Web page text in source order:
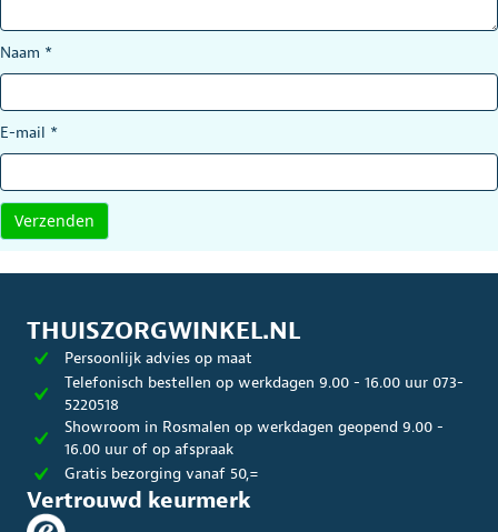
Naam *
E-mail *
THUISZORGWINKEL.NL
Persoonlijk advies op maat
Telefonisch bestellen op werkdagen 9.00 - 16.00 uur 073-
5220518
Showroom in Rosmalen op werkdagen geopend 9.00 -
16.00 uur of op afspraak
Gratis bezorging vanaf 50,=
Vertrouwd keurmerk